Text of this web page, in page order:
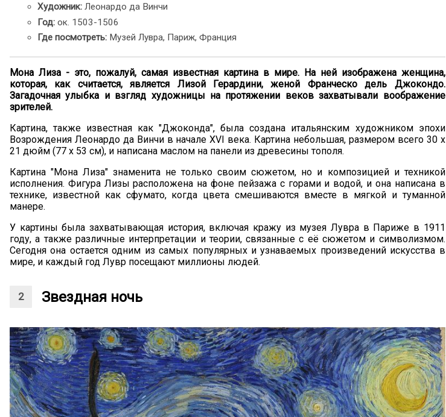
Художник:Леонардо да Винчи
Год:ок. 1503-1506
Где посмотреть:Музей Лувра, Париж, Франция
Мона Лиза - это, пожалуй, самая известная картина в мире. На ней изображена женщина,
которая, как считается, является Лизой Герардини, женой Франческо дель Джокондо.
Загадочная улыбка и взгляд художницы на протяжении веков захватывали воображение
зрителей.
Картина, также известная как "Джоконда", была создана итальянским художником эпохи
Возрождения Леонардо да Винчи в начале XVI века. Картина небольшая, размером всего 30 х
21 дюйм (77 х 53 см), и написана маслом на панели из древесины тополя.
Картина "Мона Лиза" знаменита не только своим сюжетом, но и композицией и техникой
исполнения. Фигура Лизы расположена на фоне пейзажа с горами и водой, и она написана в
технике, известной как сфумато, когда цвета смешиваются вместе в мягкой и туманной
манере.
У картины была захватывающая история, включая кражу из музея Лувра в Париже в 1911
году, а также различные интерпретации и теории, связанные с её сюжетом и символизмом.
Сегодня она остается одним из самых популярных и узнаваемых произведений искусства в
мире, и каждый год Лувр посещают миллионы людей.
Звездная ночь